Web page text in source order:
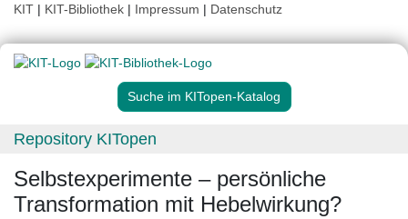
KIT | KIT-Bibliothek | Impressum | Datenschutz
Suche im KITopen-Katalog
Repository KITopen
Selbstexperimente – persönliche
Transformation mit Hebelwirkung?